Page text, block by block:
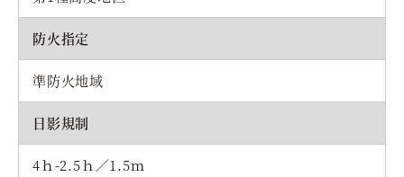
防火指定
準防火地域
日影規制
4ｈ-2.5ｈ／1.5ｍ